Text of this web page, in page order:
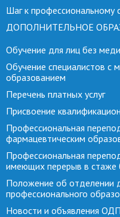
Шаг к профессиональному
ДОПОЛНИТЕЛЬНОЕ
Обучение для лиц без
Обучение специалистов с
образованием
Перечень платных услуг
Присвоение
Профессиональная
фармацевтическим
Профессиональная
имеющих перерыв в стаже
Положение об отделении
профессионального
Новости и объявления